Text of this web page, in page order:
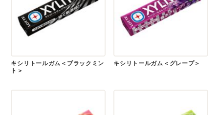
キシリトールガム＜ブラックミン
ト＞
キシリトールガム＜グレープ＞